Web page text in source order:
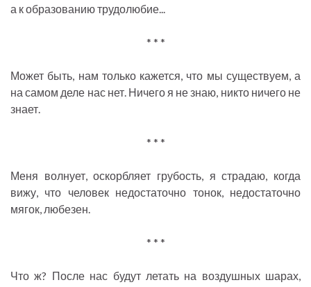
а к образованию трудолюбие...
* * *
Может быть, нам только кажется, что мы существуем, а
на самом деле нас нет. Ничего я не знаю, никто ничего не
знает.
* * *
Меня волнует, оскорбляет грубость, я страдаю, когда
вижу, что человек недостаточно тонок, недостаточно
мягок, любезен.
* * *
Что ж? После нас будут летать на воздушных шарах,